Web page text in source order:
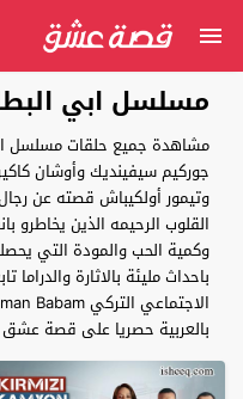
مسلسل ابي
مشاهدة جميع حلقات مسلسل
جوركيم سيفينديك وأوشان
وتيمور أولكيباش قصته عن
القلوب الرحيمه الذين يخاطرو
وكمية الحب والمودة التي
باحداث مليئة بالاثارة
بالعربية حصريا على قصة